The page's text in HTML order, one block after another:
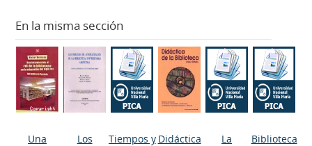
En la misma sección
Una
Los
Tiempos y Didáctica
La
Biblioteca